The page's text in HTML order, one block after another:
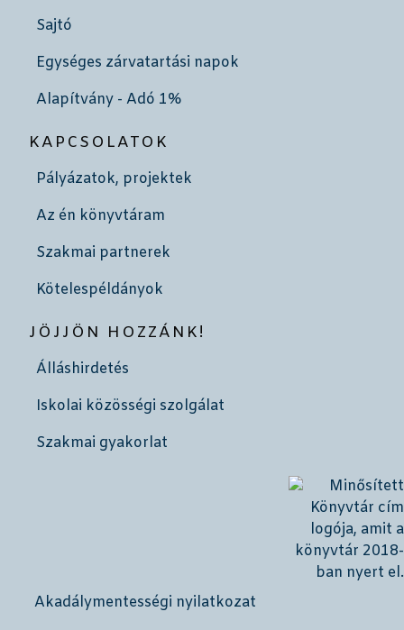
Sajtó
Egységes zárvatartási napok
Alapítvány - Adó 1%
KAPCSOLATOK
Pályázatok, projektek
Az én könyvtáram
Szakmai partnerek
Kötelespéldányok
JÖJJÖN HOZZÁNK!
Álláshirdetés
Iskolai közösségi szolgálat
Szakmai gyakorlat
Akadálymentességi nyilatkozat